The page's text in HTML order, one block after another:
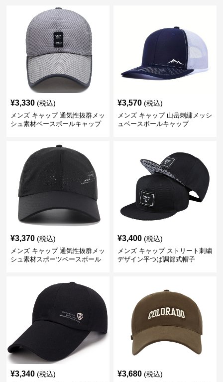
¥3,330 (税込)
メンズ キャップ 通気性抜群メッ
シュ素材ベースボールキャップ
¥3,570 (税込)
メンズ キャップ 山岳刺繍メッシ
ュベースボールキャップ
¥3,370 (税込)
メンズ キャップ 通気性抜群メッ
シュ素材スポーツベースボール
¥3,400 (税込)
メンズ キャップ ストリート刺繍
デザイン平つば調節式帽子
¥3,340 (税込) ¥3,680 (税込)